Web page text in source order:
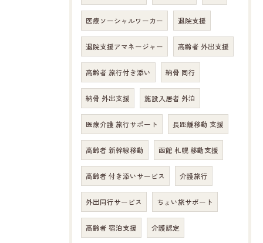
医療ソーシャルワーカー 退院支援
退院支援アマネージャー 高齢者 外出支援
高齢者 旅行付き添い 納骨 同行
納骨 外出支援 施設入居者 外泊
医療介護 旅行サポート 長距離移動 支援
高齢者 新幹線移動 函館 札幌 移動支援
高齢者 付き添いサービス 介護旅行
外出同行サービス ちょい旅サポート
高齢者 宿泊支援 介護認定